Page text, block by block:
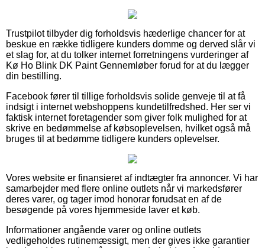
Trustpilot tilbyder dig forholdsvis hæderlige chancer for at
beskue en række tidligere kunders domme og derved slår vi
et slag for, at du tolker internet forretningens vurderinger af
Kø Ho Blink DK Paint Gennemløber forud for at du lægger
din bestilling.
Facebook fører til tillige forholdsvis solide genveje til at få
indsigt i internet webshoppens kundetilfredshed. Her ser vi
faktisk internet foretagender som giver folk mulighed for at
skrive en bedømmelse af købsoplevelsen, hvilket også må
bruges til at bedømme tidligere kunders oplevelser.
Vores website er finansieret af indtægter fra annoncer. Vi har
samarbejder med flere online outlets når vi markedsfører
deres varer, og tager imod honorar forudsat en af de
besøgende på vores hjemmeside laver et køb.
Informationer angående varer og online outlets
vedligeholdes rutinemæssigt, men der gives ikke garantier